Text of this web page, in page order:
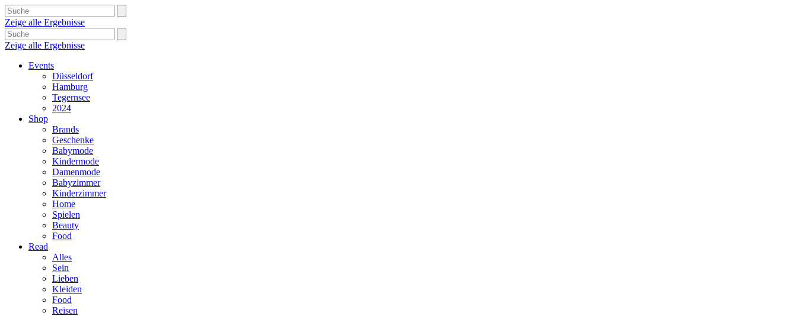
Zeige alle Ergebnisse
Zeige alle Ergebnisse
Events
Düsseldorf
Hamburg
Tegernsee
2024
Shop
Brands
Geschenke
Babymode
Kindermode
Damenmode
Babyzimmer
Kinderzimmer
Home
Spielen
Beauty
Food
Read
Alles
Sein
Lieben
Kleiden
Food
Reisen